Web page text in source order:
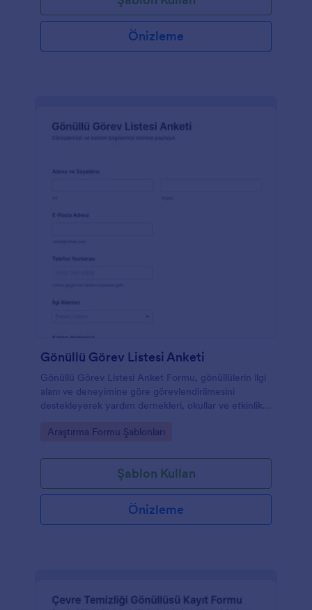
Önizleme
Gönüllü Görev Listesi Anketi
Gönüllü Görev Listesi Anket Formu, gönüllülerin ilgi
alanı ve deneyimine göre görevlendirilmesini
destekleyerek yardım dernekleri, okullar ve etkinlik
Go to Category:
Araştırma Formu Şablonları
Şablon Kullan
Önizleme